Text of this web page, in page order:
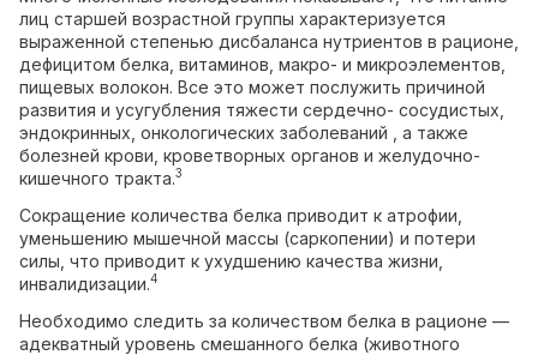
лиц старшей возрастной группы характеризуется
выраженной степенью дисбаланса нутриентов в рационе,
дефицитом белка, витаминов, макро- и микроэлементов,
пищевых волокон. Все это может послужить причиной
развития и усугубления тяжести сердечно- сосудистых,
эндокринных, онкологических заболеваний , а также
болезней крови, кроветворных органов и желудочно-
кишечного тракта.3
Сокращение количества белка приводит к атрофии,
уменьшению мышечной массы (саркопении) и потери
силы, что приводит к ухудшению качества жизни,
инвалидизации.4
Необходимо следить за количеством белка в рационе —
адекватный уровень смешанного белка (животного